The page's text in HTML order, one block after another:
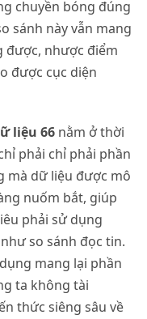
chuyền bóng đúng
sánh này vẫn mang
được, nhược điểm
được cục diện
liệu 66 nằm ở thời
phải chỉ phải phần
mà dữ liệu được mô
nuốm bắt, giúp
phải sử dụng
so sánh đọc tin.
mang lại phần
ta không tài
thức siêng sâu về